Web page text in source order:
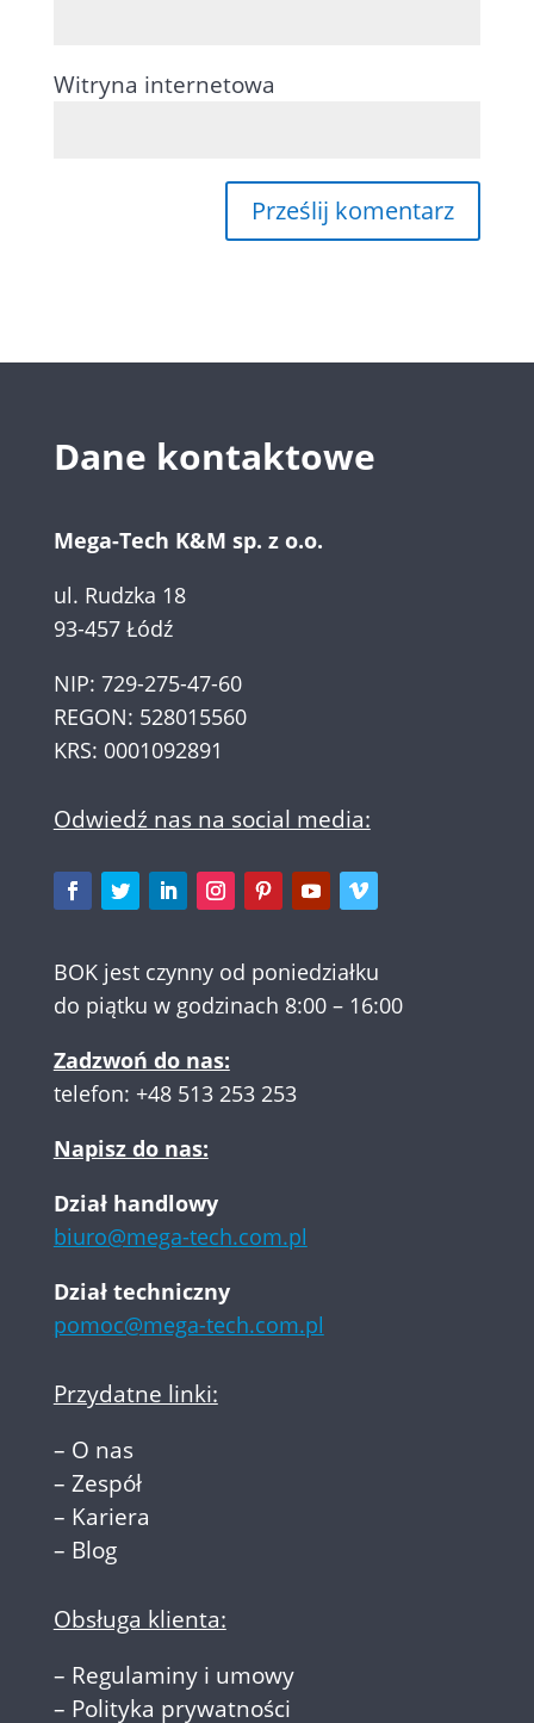
Witryna internetowa
Dane kontaktowe
Mega-Tech K&M sp. z o.o.
ul. Rudzka 18
93-457 Łódź
NIP: 729-275-47-60
REGON: 528015560
KRS: 0001092891
Odwiedź nas na social media:
BOK jest czynny od poniedziałku
do piątku w godzinach 8:00 – 16:00
Zadzwoń do nas:
telefon: +48 513 253 253
Napisz do nas:
Dział handlowy
biuro@mega-tech.com.pl
Dział techniczny
pomoc@mega-tech.com.pl
Przydatne linki:
– O nas
– Zespół
– Kariera
– Blog
Obsługa klienta:
– Regulaminy i umowy
– Polityka prywatności